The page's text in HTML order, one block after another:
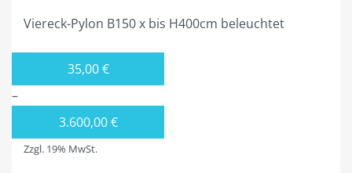
PLZ 2
PLZ 3
Viereck-Pylon B150 x bis H400cm beleuchtet
35,00€
–
3.600,00€
Zzgl. 19% MwSt.